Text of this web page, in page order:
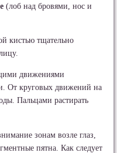
(лоб над бровями, нос и
кистью тщательно
движениями
От круговых движений на
Пальцами растирать
зонам возле глаз,
пятна. Как следует